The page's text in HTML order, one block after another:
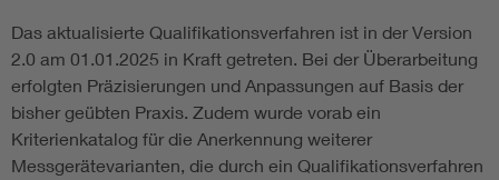
Das aktualisierte Qualifikationsverfahren ist in der Version
2.0 am 01.01.2025 in Kraft getreten. Bei der Überarbeitung
erfolgten Präzisierungen und Anpassungen auf Basis der
bisher geübten Praxis. Zudem wurde vorab ein
Kriterienkatalog für die Anerkennung weiterer
Messgerätevarianten, die durch ein Qualifikationsverfahren